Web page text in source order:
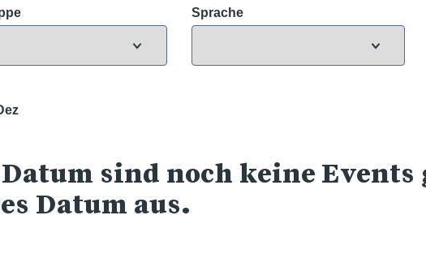
Sprache
sind noch keine
Datum aus.